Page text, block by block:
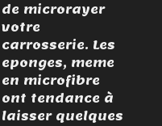
de microrayer
votre
carrosserie. Les
eponges, meme
en microfibre
ont tendance à
laisser quelques